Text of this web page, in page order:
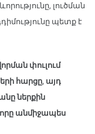
լուծման
պետք է
փուլում
հարցը, այդ
ներքին
որը անմիջապես